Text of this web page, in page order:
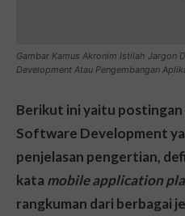
Gambar Kamus Akronim Istilah Jargon
Development Atau Pengembangan
Berikut ini yaitu
Software Development
penjelasan pengertian,
kata mobile application
rangkuman dari berbagai